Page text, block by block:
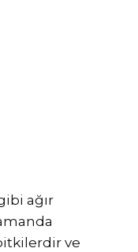
ağır
ve